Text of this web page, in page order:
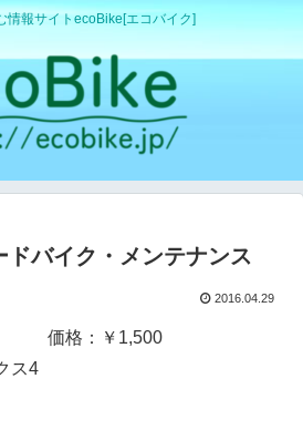
情報サイトecoBike[エコバイク]
ドバイク・メンテナンス
2016.04.29
価格：￥1,500
ス4